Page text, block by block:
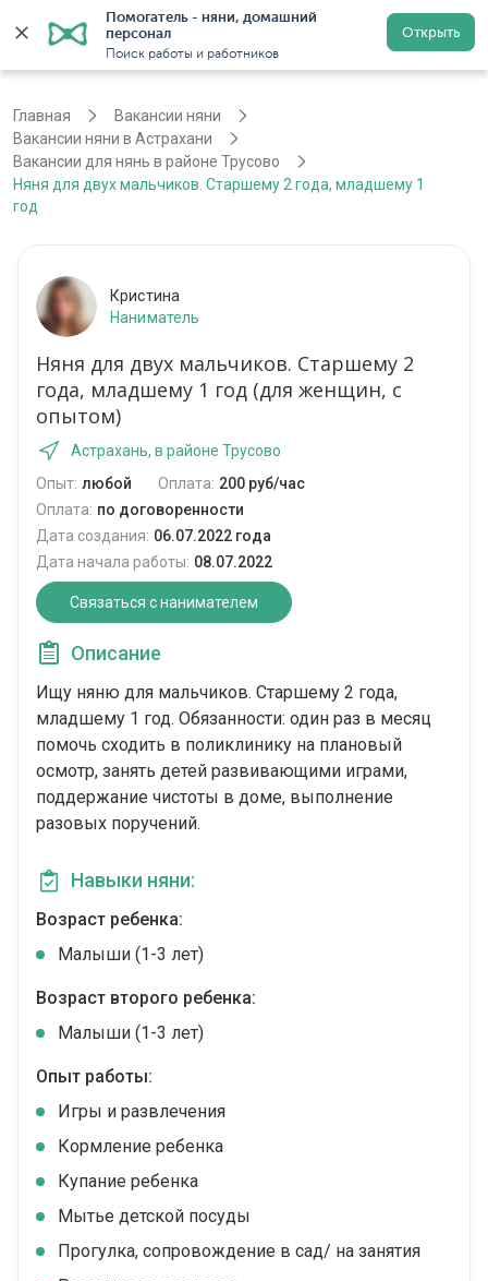
Помогатель - няни, домашний
персонал
Поиск работы и работников
Открыть
Астрахань Регистрация
Главная
Вакансии няни
Вакансии няни в Астрахани
Вакансии для нянь в районе Трусово
Няня для двух мальчиков. Старшему 2 года, младшему 1
год
Кристина
Наниматель
Няня для двух мальчиков. Старшему 2
года, младшему 1 год (для женщин, с
опытом)
Астрахань, в районе Трусово
Опыт: любой Оплата: 200 руб/час
Оплата: по договоренности
Дата создания: 06.07.2022 года
Дата начала работы: 08.07.2022
Связаться с нанимателем
Описание
Ищу няню для мальчиков. Старшему 2 года,
младшему 1 год. Обязанности: один раз в месяц
помочь сходить в поликлинику на плановый
осмотр, занять детей развивающими играми,
поддержание чистоты в доме, выполнение
разовых поручений.
Навыки няни:
Возраст ребенка:
Малыши (1-3 лет)
Возраст второго ребенка:
Малыши (1-3 лет)
Опыт работы:
Игры и развлечения
Кормление ребенка
Купание ребенка
Мытье детской посуды
Прогулка, сопровождение в сад/ на занятия